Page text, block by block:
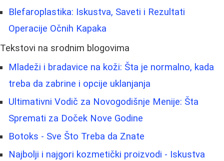
Blefaroplastika: Iskustva, Saveti i Rezultati
Operacije Očnih Kapaka
Tekstovi na srodnim blogovima
Mladeži i bradavice na koži: Šta je normalno, kada
treba da zabrine i opcije uklanjanja
Ultimativni Vodič za Novogodišnje Menije: Šta
Spremati za Doček Nove Godine
Botoks - Sve Što Treba da Znate
Najbolji i najgori kozmetički proizvodi - Iskustva